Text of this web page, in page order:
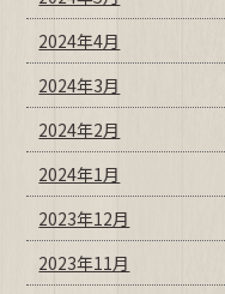
2024年4月
2024年3月
2024年2月
2024年1月
2023年12月
2023年11月